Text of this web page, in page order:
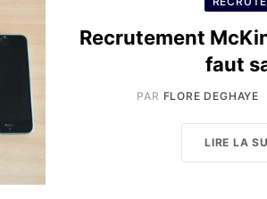
Recrutement
faut
PAR FLORE DEGHAYE
LIRE LA